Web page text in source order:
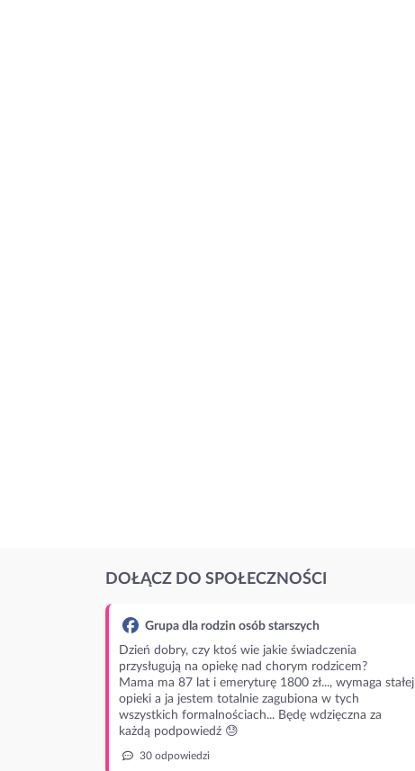
DOŁĄCZ DO SPOŁECZNOŚCI
Grupa dla rodzin osób starszych
Dzień dobry, czy ktoś wie jakie świadczenia
przysługują na opiekę nad chorym rodzicem?
Mama ma 87 lat i emeryturę 1800 zł..., wymaga stałej
opieki a ja jestem totalnie zagubiona w tych
wszystkich formalnościach... Będę wdzięczna za
każdą podpowiedź 😓
30 odpowiedzi